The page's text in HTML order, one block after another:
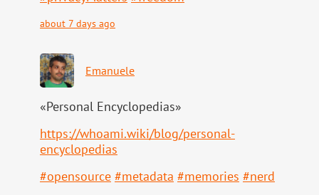
about 7 days ago
Emanuele
«Personal Encyclopedias»
https://whoami.wiki/blog/personal-
encyclopedias
#opensource #metadata #memories #nerd